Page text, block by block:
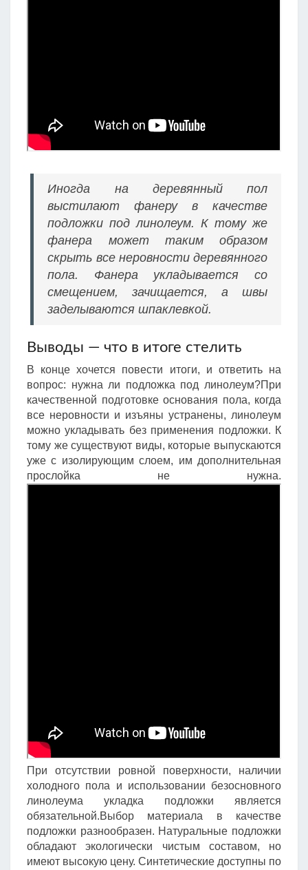
Иногда на деревянный пол
выстилают фанеру в качестве
подложки под линолеум. К тому же
фанера может таким образом
скрыть все неровности деревянного
пола. Фанера укладывается со
смещением, зачищается, а швы
заделываются шпаклевкой.
Выводы — что в итоге стелить
В конце хочется повести итоги, и ответить на
вопрос: нужна ли подложка под линолеум?При
качественной подготовке основания пола, когда
все неровности и изъяны устранены, линолеум
можно укладывать без применения подложки. К
тому же существуют виды, которые выпускаются
уже с изолирующим слоем, им дополнительная
прослойка не нужна.
При отсутствии ровной поверхности, наличии
холодного пола и использовании безосновного
линолеума укладка подложки является
обязательной.Выбор материала в качестве
подложки разнообразен. Натуральные подложки
обладают экологически чистым составом, но
имеют высокую цену. Синтетические доступны по